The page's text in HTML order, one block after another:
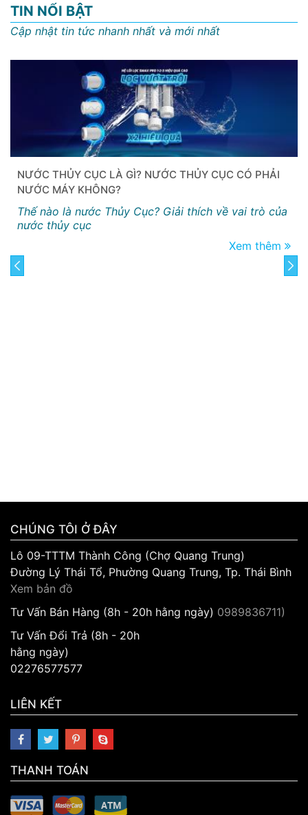
TIN NỔI BẬT
Cập nhật tin tức nhanh nhất và mới nhất
NƯỚC THỦY CỤC LÀ GÌ? NƯỚC THỦY CỤC CÓ PHẢI
NƯỚC MÁY KHÔNG?
Thế nào là nước Thủy Cục? Giải thích về vai trò của
nước thủy cục
Xem thêm
prev
next
CHÚNG TÔI Ở ĐÂY
Lô 09-TTTM Thành Công (Chợ Quang Trung)
Đường Lý Thái Tổ, Phường Quang Trung, Tp. Thái Bình
Xem bản đồ
Tư Vấn Bán Hàng (8h - 20h hằng ngày) 0989836711)
Tư Vấn Đổi Trả (8h - 20h
hằng ngày)
02276577577
LIÊN KẾT
THANH TOÁN